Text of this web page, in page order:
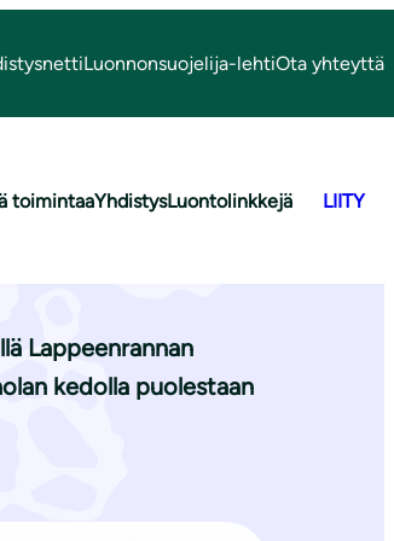
Luonnonsuojelija-lehtiOta yhteyttä
toimintaaYhdistysLuontolinkkejä LIITY
Lappeenrannan
kedolla puolestaan